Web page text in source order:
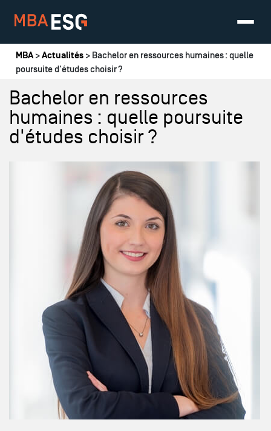
Vous êtes ici
MBA>Actualités > Bachelor en ressources humaines : quelle
poursuite d'études choisir ?
Bachelor en ressources
humaines : quelle poursuite
d'études choisir ?